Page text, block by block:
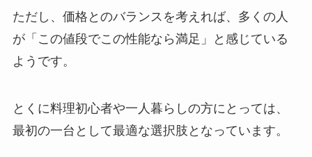
ただし、価格とのバランスを考えれば、多くの人
が「この値段でこの性能なら満足」と感じている
ようです。
とくに料理初心者や一人暮らしの方にとっては、
最初の一台として最適な選択肢となっています。